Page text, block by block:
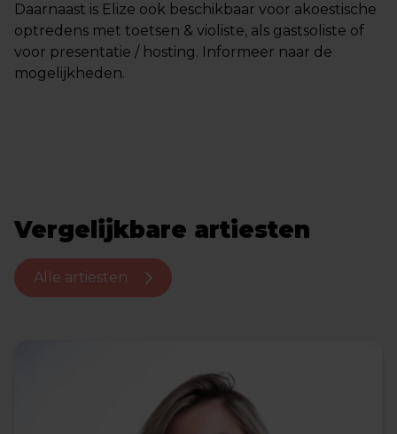
Daarnaast is Elize ook beschikbaar voor akoestische
optredens met toetsen & violiste, als gastsoliste of
voor presentatie / hosting. Informeer naar de
mogelijkheden.
Vergelijkbare artiesten
Alle artiesten